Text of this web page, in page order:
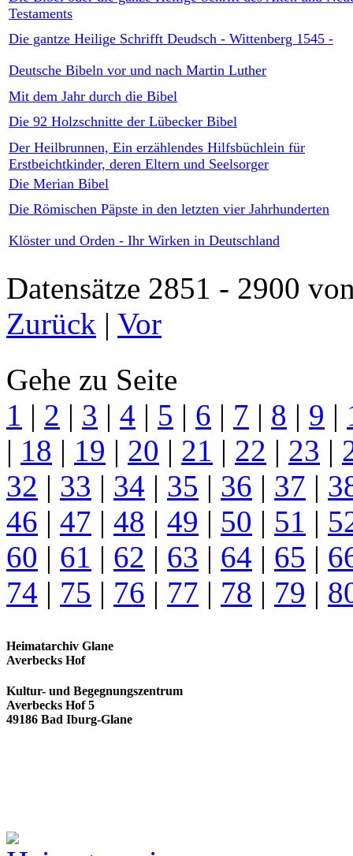
Testaments
Die gantze Heilige Schrifft Deudsch - Wittenberg 1545 -
Deutsche Bibeln vor und nach Martin Luther
Mit dem Jahr durch die Bibel
Die 92 Holzschnitte der Lübecker Bibel
Der Heilbrunnen, Ein erzählendes Hilfsbüchlein für
Erstbeichtkinder, deren Eltern und Seelsorger
Die Merian Bibel
Die Römischen Päpste in den letzten vier Jahrhunderten
Klöster und Orden - Ihr Wirken in Deutschland
Datensätze 2851 - 2900
Zurück | Vor
Gehe zu Seite
1 | 2 | 3 | 4 | 5 | 6 | 7 | 8 | 9 |
| 18 | 19 | 20 | 21 | 22 | 23 |
32 | 33 | 34 | 35 | 36 | 37 |
46 | 47 | 48 | 49 | 50 | 51 |
60 | 61 | 62 | 63 | 64 | 65 |
74 | 75 | 76 | 77 | 78 | 79 |
Heimatarchiv Glane
Averbecks Hof
Kultur- und Begegnungszentrum
Averbecks Hof 5
49186 Bad Iburg-Glane